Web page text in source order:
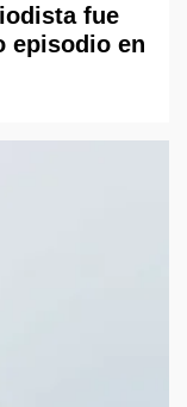
fue
episodio en